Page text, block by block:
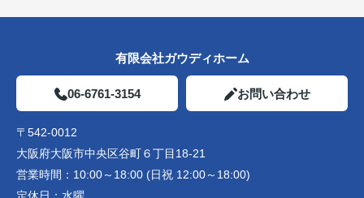
有限会社ガウディホーム
06-6761-3154 お問い合わせ
〒542-0012
大阪府大阪市中央区谷町６丁目18-21
営業時間： 10:00～18:00 (日祝 12:00～18:00)